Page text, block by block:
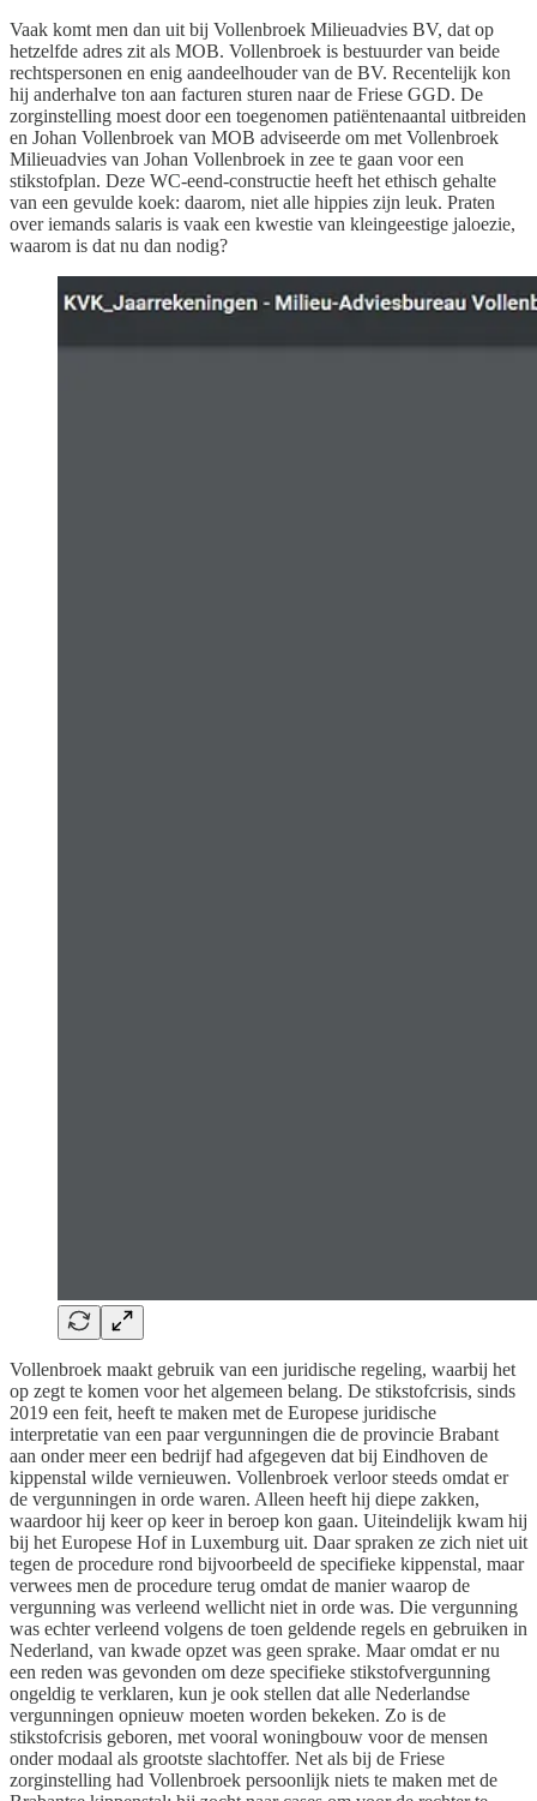
Vaak komt men dan uit bij Vollenbroek Milieuadvies BV, dat op
hetzelfde adres zit als MOB. Vollenbroek is bestuurder van beide
rechtspersonen en enig aandeelhouder van de BV. Recentelijk kon
hij anderhalve ton aan facturen sturen naar de Friese GGD. De
zorginstelling moest door een toegenomen patiëntenaantal uitbreiden
en Johan Vollenbroek van MOB adviseerde om met Vollenbroek
Milieuadvies van Johan Vollenbroek in zee te gaan voor een
stikstofplan. Deze WC-eend-constructie heeft het ethisch gehalte
van een gevulde koek: daarom, niet alle hippies zijn leuk. Praten
over iemands salaris is vaak een kwestie van kleingeestige jaloezie,
waarom is dat nu dan nodig?
Vollenbroek maakt gebruik van een juridische regeling, waarbij het
op zegt te komen voor het algemeen belang. De stikstofcrisis, sinds
2019 een feit, heeft te maken met de Europese juridische
interpretatie van een paar vergunningen die de provincie Brabant
aan onder meer een bedrijf had afgegeven dat bij Eindhoven de
kippenstal wilde vernieuwen. Vollenbroek verloor steeds omdat er
de vergunningen in orde waren. Alleen heeft hij diepe zakken,
waardoor hij keer op keer in beroep kon gaan. Uiteindelijk kwam hij
bij het Europese Hof in Luxemburg uit. Daar spraken ze zich niet uit
tegen de procedure rond bijvoorbeeld de specifieke kippenstal, maar
verwees men de procedure terug omdat de manier waarop de
vergunning was verleend wellicht niet in orde was. Die vergunning
was echter verleend volgens de toen geldende regels en gebruiken in
Nederland, van kwade opzet was geen sprake. Maar omdat er nu
een reden was gevonden om deze specifieke stikstofvergunning
ongeldig te verklaren, kun je ook stellen dat alle Nederlandse
vergunningen opnieuw moeten worden bekeken. Zo is de
stikstofcrisis geboren, met vooral woningbouw voor de mensen
onder modaal als grootste slachtoffer. Net als bij de Friese
zorginstelling had Vollenbroek persoonlijk niets te maken met de